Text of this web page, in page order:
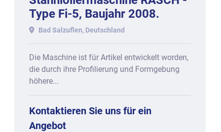
Type Fi-5, Baujahr 2008.
Bad Salzuflen, Deutschland
Die Maschine ist für Artikel entwickelt worden,
die durch ihre Profilierung und Formgebung
höhere...
Kontaktieren Sie uns für ein
Angebot